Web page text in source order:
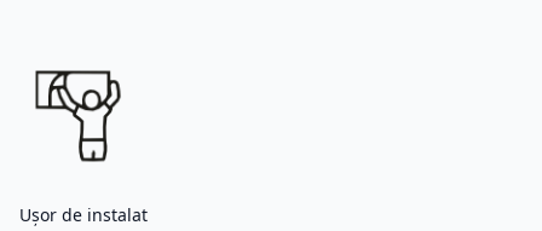
Ușor de instalat